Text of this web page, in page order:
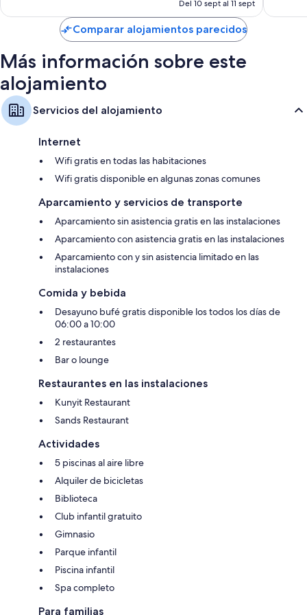
Balcones, hervidores eléctricos y servicio de limpieza diario
de
80 €
Del 10 sept al 11 sept
Comparar alojamientos parecidos
Más información sobre este
alojamiento
Servicios del alojamiento
Internet
Wifi gratis en todas las habitaciones
Wifi gratis disponible en algunas zonas comunes
Aparcamiento y servicios de transporte
Aparcamiento sin asistencia gratis en las instalaciones
Aparcamiento con asistencia gratis en las instalaciones
Aparcamiento con y sin asistencia limitado en las
instalaciones
Comida y bebida
Desayuno bufé gratis disponible los todos los días de
06:00 a 10:00
2 restaurantes
Bar o lounge
Restaurantes en las instalaciones
Kunyit Restaurant
Sands Restaurant
Actividades
5 piscinas al aire libre
Alquiler de bicicletas
Biblioteca
Club infantil gratuito
Gimnasio
Parque infantil
Piscina infantil
Spa completo
Para familias